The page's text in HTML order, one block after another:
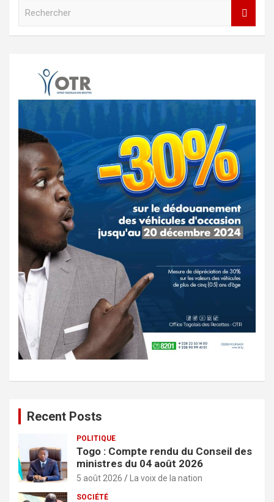
Recent Posts
POLITIQUE
Togo : Compte rendu du Conseil des
ministres du 04 août 2026
5 août 2026 La voix de la nation
SOCIÉTÉ